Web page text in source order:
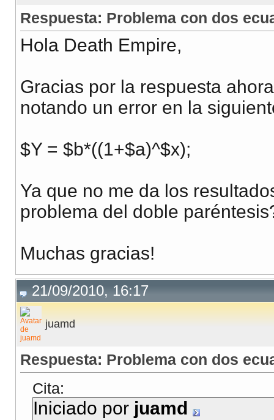
echo
$A=$_GET['A'
$B=$_GET['B'];
<form
<tr><td
<tr><td
<tr><td
<tr><td></
</table>
</form
<p>
Respuesta: Problema con dos
Hola Death Empire,
Gracias por la respuesta
notando un error en la
$Y = $b*((1+$a)^$x);
Ya que no me da los
problema del doble
Muchas gracias!
21/09/2010, 16:17
juamd
Respuesta: Problema con dos
Cita:
Iniciado por juamd